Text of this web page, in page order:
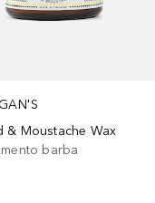
& Moustache Wax
barba